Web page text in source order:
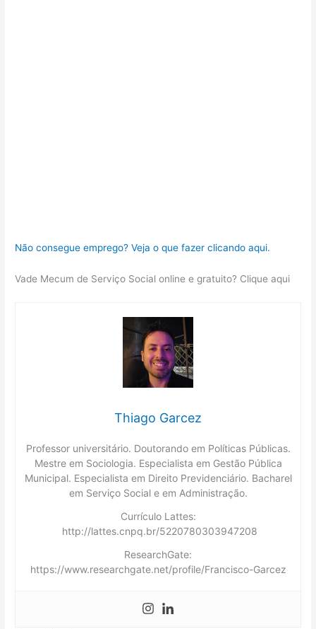
Não consegue emprego? Veja o que fazer clicando aqui.
Vade Mecum de Serviço Social online e gratuito? Clique aqui
Thiago Garcez
Professor universitário. Doutorando em Políticas Públicas.
Mestre em Sociologia. Especialista em Gestão Pública
Municipal. Especialista em Direito Previdenciário. Bacharel
em Serviço Social e em Administração.
Currículo Lattes:
http://lattes.cnpq.br/5220780303947208
ResearchGate:
https://www.researchgate.net/profile/Francisco-Garcez